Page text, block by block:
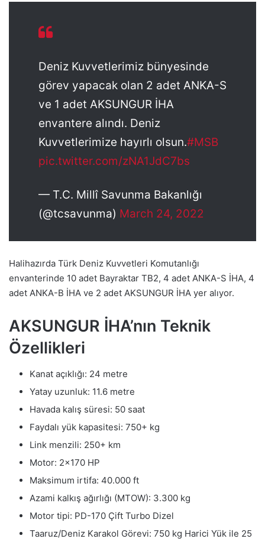
Deniz Kuvvetlerimiz bünyesinde
görev yapacak olan 2 adet ANKA-S
ve 1 adet AKSUNGUR İHA
envantere alındı. Deniz
Kuvvetlerimize hayırlı olsun.#MSB
pic.twitter.com/zNA1JdC7bs
— T.C. Millî Savunma Bakanlığı
(@tcsavunma) March 24, 2022
Halihazırda Türk Deniz Kuvvetleri Komutanlığı
envanterinde 10 adet Bayraktar TB2, 4 adet ANKA-S İHA, 4
adet ANKA-B İHA ve 2 adet AKSUNGUR İHA yer alıyor.
AKSUNGUR İHA’nın Teknik
Özellikleri
Kanat açıklığı: 24 metre
Yatay uzunluk: 11.6 metre
Havada kalış süresi: 50 saat
Faydalı yük kapasitesi: 750+ kg
Link menzili: 250+ km
Motor: 2×170 HP
Maksimum irtifa: 40.000 ft
Azami kalkış ağırlığı (MTOW): 3.300 kg
Motor tipi: PD-170 Çift Turbo Dizel
Taaruz/Deniz Karakol Görevi: 750 kg Harici Yük ile 25